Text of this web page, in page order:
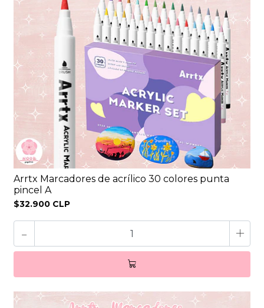
Arrtx Marcadores de acrílico 30 colores punta
pincel A
$32.900 CLP
- +